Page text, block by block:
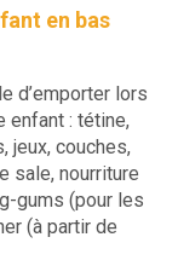
en bas
d’emporter lors
enfant : tétine,
jeux, couches,
sale, nourriture
gums (pour les
(à partir de